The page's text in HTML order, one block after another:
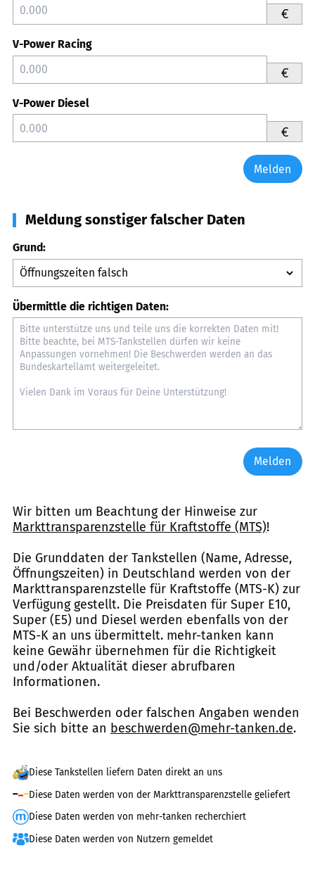
€
V-Power Racing
€
V-Power Diesel
€
Melden
Meldung sonstiger falscher Daten
Grund:
Übermittle die richtigen Daten:
Melden
Wir bitten um Beachtung der Hinweise zur
Markttransparenzstelle für Kraftstoffe (MTS)!
Die Grunddaten der Tankstellen (Name, Adresse,
Öffnungszeiten) in Deutschland werden von der
Markttransparenzstelle für Kraftstoffe (MTS-K) zur
Verfügung gestellt. Die Preisdaten für Super E10,
Super (E5) und Diesel werden ebenfalls von der
MTS-K an uns übermittelt. mehr-tanken kann
keine Gewähr übernehmen für die Richtigkeit
und/oder Aktualität dieser abrufbaren
Informationen.
Bei Beschwerden oder falschen Angaben wenden
Sie sich bitte an beschwerden@mehr-tanken.de.
Diese Tankstellen liefern Daten direkt an uns
Diese Daten werden von der Markttransparenzstelle geliefert
Diese Daten werden von mehr-tanken recherchiert
Diese Daten werden von Nutzern gemeldet